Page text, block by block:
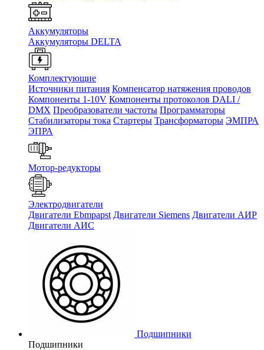
Аккумуляторы
Аккумуляторы DELTA
Комплектующие
Источники питания Компенсатор натяжения проводов
Компоненты 1-10V Компоненты протоколов DALI /
DMX Преобразователи частоты Программаторы
Стабилизаторы тока Стартеры Трансформаторы ЭМПРА
ЭПРА
Мотор-редукторы
Электродвигатели
Двигатели Ebmpapst Двигатели Siemens Двигатели АИР
Двигатели АИС
Подшипники
Подшипники